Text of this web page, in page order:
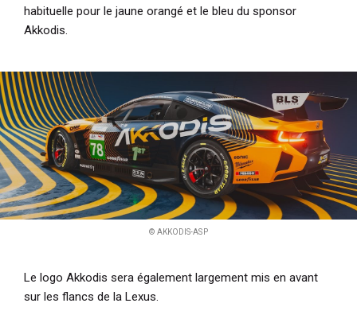
habituelle pour le jaune orangé et le bleu du sponsor
Akkodis.
© AKKODIS-ASP
Le logo Akkodis sera également largement mis en avant
sur les flancs de la Lexus.